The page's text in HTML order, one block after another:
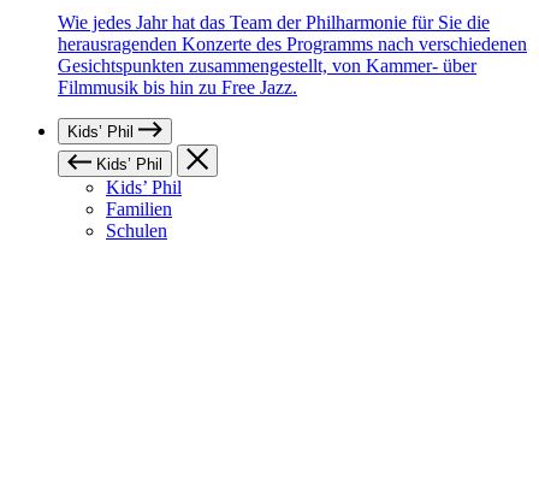
Wie jedes Jahr hat das Team der Philharmonie für Sie die
herausragenden Konzerte des Programms nach verschiedenen
Gesichtspunkten zusammengestellt, von Kammer- über
Filmmusik bis hin zu Free Jazz.
Kids’ Phil
Kids’ Phil
Kids’ Phil
Familien
Schulen